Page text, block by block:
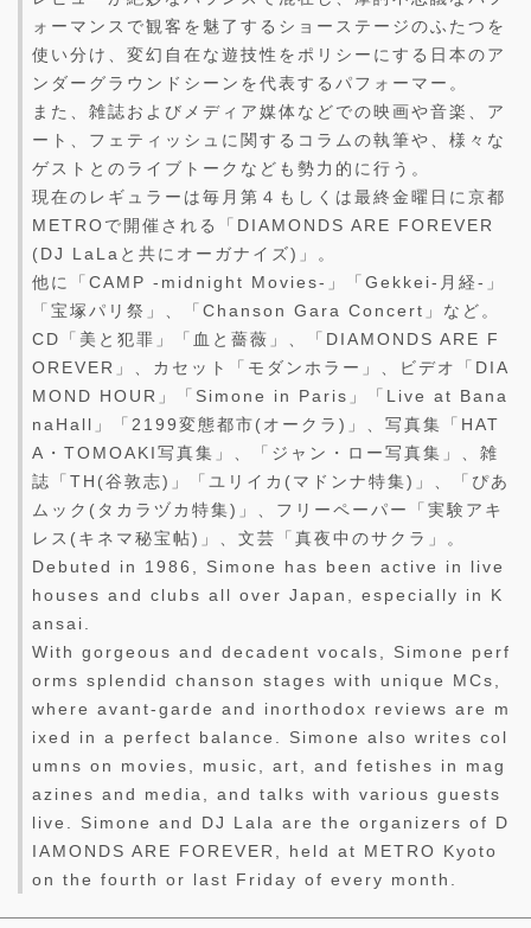
ォーマンスで観客を魅了するショーステージのふたつを
使い分け、変幻自在な遊技性をポリシーにする日本のア
ンダーグラウンドシーンを代表するパフォーマー。
また、雑誌およびメディア媒体などでの映画や音楽、ア
ート、フェティッシュに関するコラムの執筆や、様々な
ゲストとのライブトークなども勢力的に行う。
現在のレギュラーは毎月第４もしくは最終金曜日に京都
METROで開催される「DIAMONDS ARE FOREVER
(DJ LaLaと共にオーガナイズ)」。
他に「CAMP -midnight Movies-」「Gekkei-月経-」
「宝塚パリ祭」、「Chanson Gara Concert」など。
CD「美と犯罪」「血と薔薇」、「DIAMONDS ARE F
OREVER」、カセット「モダンホラー」、ビデオ「DIA
MOND HOUR」「Simone in Paris」「Live at Bana
naHall」「2199変態都市(オークラ)」、写真集「HAT
A・TOMOAKI写真集」、「ジャン・ロー写真集」、雑
誌「TH(谷敦志)」「ユリイカ(マドンナ特集)」、「ぴあ
ムック(タカラヅカ特集)」、フリーペーパー「実験アキ
レス(キネマ秘宝帖)」、文芸「真夜中のサクラ」。
Debuted in 1986, Simone has been active in live
houses and clubs all over Japan, especially in K
ansai.
With gorgeous and decadent vocals, Simone perf
orms splendid chanson stages with unique MCs,
where avant-garde and inorthodox reviews are m
ixed in a perfect balance. Simone also writes col
umns on movies, music, art, and fetishes in mag
azines and media, and talks with various guests
live. Simone and DJ Lala are the organizers of D
IAMONDS ARE FOREVER, held at METRO Kyoto
on the fourth or last Friday of every month.